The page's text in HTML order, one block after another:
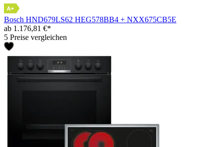
Bosch HND679LS62 HEG578BB4 + NXX675CB5E
ab 1.176,81 €*
5 Preise vergleichen